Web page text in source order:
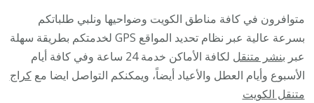
متوافرون في كافة مناطق الكويت وضواحيها ونلبي طلباتكم
بسرعة عالية عبر نظام تحديد المواقع GPS لخدمتكم بطريقة سهلة
عبر بنشر متنقل
لكافة الأماكن خدمة 24 ساعة وفي كافة أيام
الأسبوع وأيام العطل والأعياد أيضاً، ويمكنكم التواصل ايضا معكراج
متنقل الكويت